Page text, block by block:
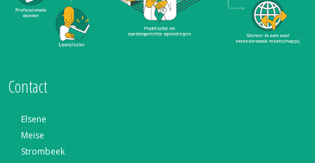
Contact
Elsene
Meise
Strombeek